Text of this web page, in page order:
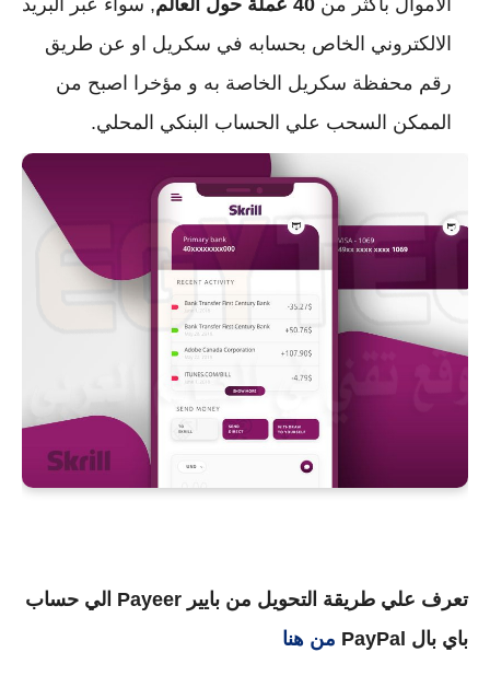
الالكتروني الخاص بحسابه في سكريل او عن طريق
رقم محفظة سكريل الخاصة به و مؤخرا اصبح من
الممكن السحب علي الحساب البنكي المحلي.
تعرف علي طريقة التحويل من بايير Payeer الي حساب
باي بال PayPal
من هنا